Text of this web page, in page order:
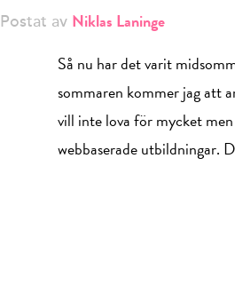
Postat av Niklas Laninge
Så nu har det varit
sommaren kommer jag att
vill inte lova för mycket
webbaserade utbildningar.